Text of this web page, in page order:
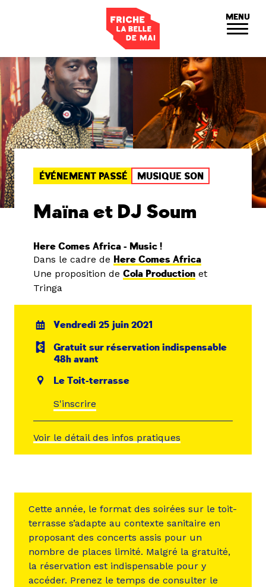
MENU
ÉVÉNEMENT PASSÉ MUSIQUE SON
Maïna et DJ Soum
Here Comes Africa - Music !
Dans le cadre de Here Comes Africa
Une proposition de Cola Production et
Tringa
Vendredi 25 juin 2021
Gratuit sur réservation indispensable
48h avant
Le Toit-terrasse
S'inscrire
Voir le détail des infos pratiques
Cette année, le format des soirées sur le toit-
terrasse s’adapte au contexte sanitaire en
proposant des concerts assis pour un
nombre de places limité. Malgré la gratuité,
la réservation est indispensable pour y
accéder. Prenez le temps de consulter le
Panneau de gestion des cookies